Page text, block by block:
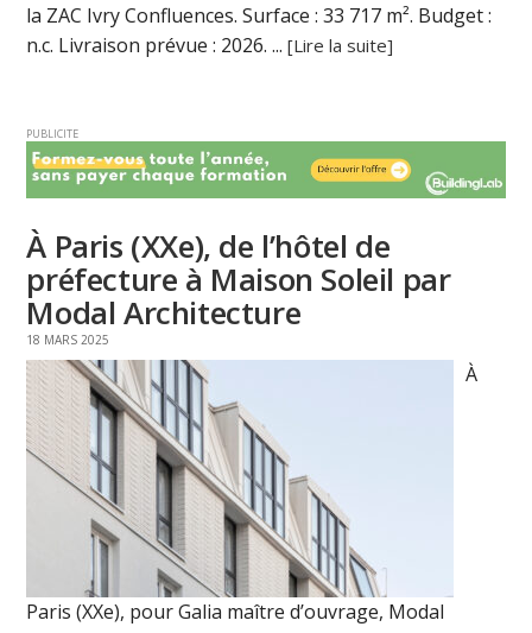
la ZAC Ivry Confluences. Surface : 33 717 m². Budget :
n.c. Livraison prévue : 2026. ...[Lire la suite]
PUBLICITE
À Paris (XXe), de l’hôtel de
préfecture à Maison Soleil par
Modal Architecture
18 MARS 2025
À
Paris (XXe), pour Galia maître d’ouvrage, Modal